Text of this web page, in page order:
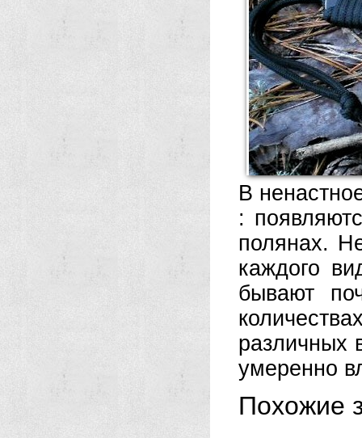
В
:
полянах.
каждого
бывают
различных
умеренно
Похожие